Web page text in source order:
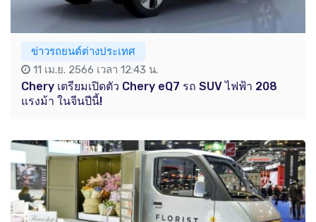
ข่าวรถยนต์ต่างประเทศ
11 เม.ย. 2566 เวลา 12:43 น.
Chery เตรียมเปิดตัว Chery eQ7 รถ SUV ไฟฟ้า 208
แรงม้า ในจีนปีนี้!